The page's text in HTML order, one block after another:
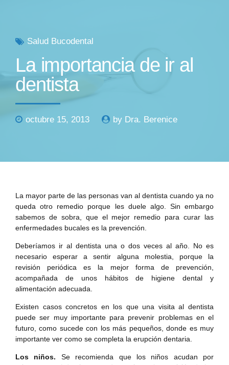
Salud Bucodental
La importancia de ir al
dentista
octubre 15, 2013 by Dra. Berenice
La mayor parte de las personas van al dentista cuando ya no
queda otro remedio porque les duele algo. Sin embargo
sabemos de sobra, que el mejor remedio para curar las
enfermedades bucales es la prevención.
Deberíamos ir al dentista una o dos veces al año. No es
necesario esperar a sentir alguna molestia, porque la
revisión periódica es la mejor forma de prevención,
acompañada de unos hábitos de higiene dental y
alimentación adecuada.
Existen casos concretos en los que una visita al dentista
puede ser muy importante para prevenir problemas en el
futuro, como sucede con los más pequeños, donde es muy
importante ver como se completa la erupción dentaria.
Los niños. Se recomienda que los niños acudan por